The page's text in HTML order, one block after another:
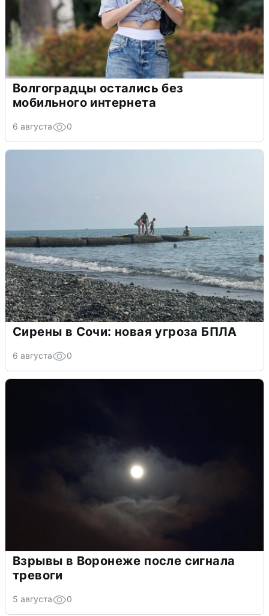
Волгоградцы остались без
мобильного интернета
6 августа 0
Сирены в Сочи: новая угроза БПЛА
6 августа 0
Взрывы в Воронеже после сигнала
тревоги
5 августа 0